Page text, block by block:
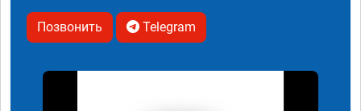
Позвонить Telegram